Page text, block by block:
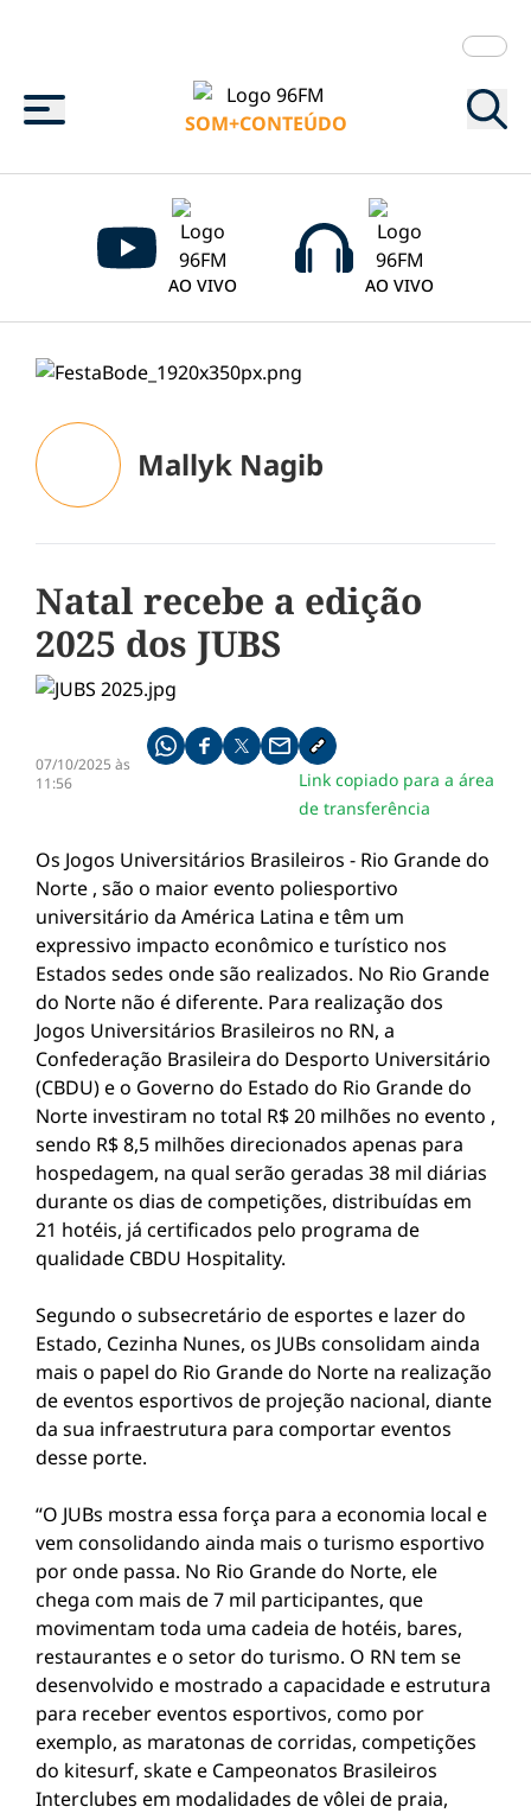
Menu
SOM+CONTEÚDO
AO VIVO AO VIVO
Mallyk Nagib
Natal recebe a edição
2025 dos JUBS
07/10/2025 às
11:56
Compartilhe pelo whatsapp
Compartilhar no facebook
Compartilhar no twitter
Compartilhe pelo email
Copiar link da notícia
Link copiado para a área
de transferência
Os Jogos Universitários Brasileiros - Rio Grande do
Norte , são o maior evento poliesportivo
universitário da América Latina e têm um
expressivo impacto econômico e turístico nos
Estados sedes onde são realizados. No Rio Grande
do Norte não é diferente. Para realização dos
Jogos Universitários Brasileiros no RN, a
Confederação Brasileira do Desporto Universitário
(CBDU) e o Governo do Estado do Rio Grande do
Norte investiram no total R$ 20 milhões no evento ,
sendo R$ 8,5 milhões direcionados apenas para
hospedagem, na qual serão geradas 38 mil diárias
durante os dias de competições, distribuídas em
21 hotéis, já certificados pelo programa de
qualidade CBDU Hospitality.
Segundo o subsecretário de esportes e lazer do
Estado, Cezinha Nunes, os JUBs consolidam ainda
mais o papel do Rio Grande do Norte na realização
de eventos esportivos de projeção nacional, diante
da sua infraestrutura para comportar eventos
desse porte.
“O JUBs mostra essa força para a economia local e
vem consolidando ainda mais o turismo esportivo
por onde passa. No Rio Grande do Norte, ele
chega com mais de 7 mil participantes, que
movimentam toda uma cadeia de hotéis, bares,
restaurantes e o setor do turismo. O RN tem se
desenvolvido e mostrado a capacidade e estrutura
para receber eventos esportivos, como por
exemplo, as maratonas de corridas, competições
do kitesurf, skate e Campeonatos Brasileiros
Interclubes em modalidades de vôlei de praia,